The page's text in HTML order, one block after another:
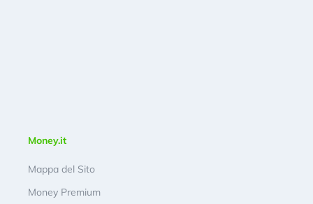
Money.it
Mappa del Sito
Money Premium